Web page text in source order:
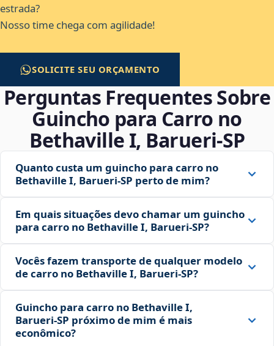
estrada?
Nosso time chega com agilidade!
SOLICITE SEU ORÇAMENTO
Perguntas Frequentes Sobre
Guincho para Carro no
Bethaville I, Barueri‑SP
Quanto custa um guincho para carro no
Bethaville I, Barueri‑SP perto de mim?
Em quais situações devo chamar um guincho
para carro no Bethaville I, Barueri‑SP?
Vocês fazem transporte de qualquer modelo
de carro no Bethaville I, Barueri‑SP?
Guincho para carro no Bethaville I,
Barueri‑SP próximo de mim é mais
econômico?